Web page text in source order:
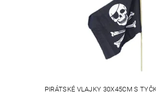
PIRÁTSKÉ VLAJKY 30X45CM S